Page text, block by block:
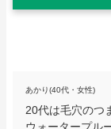
あかり(40代・女性)
20代は毛穴のつ